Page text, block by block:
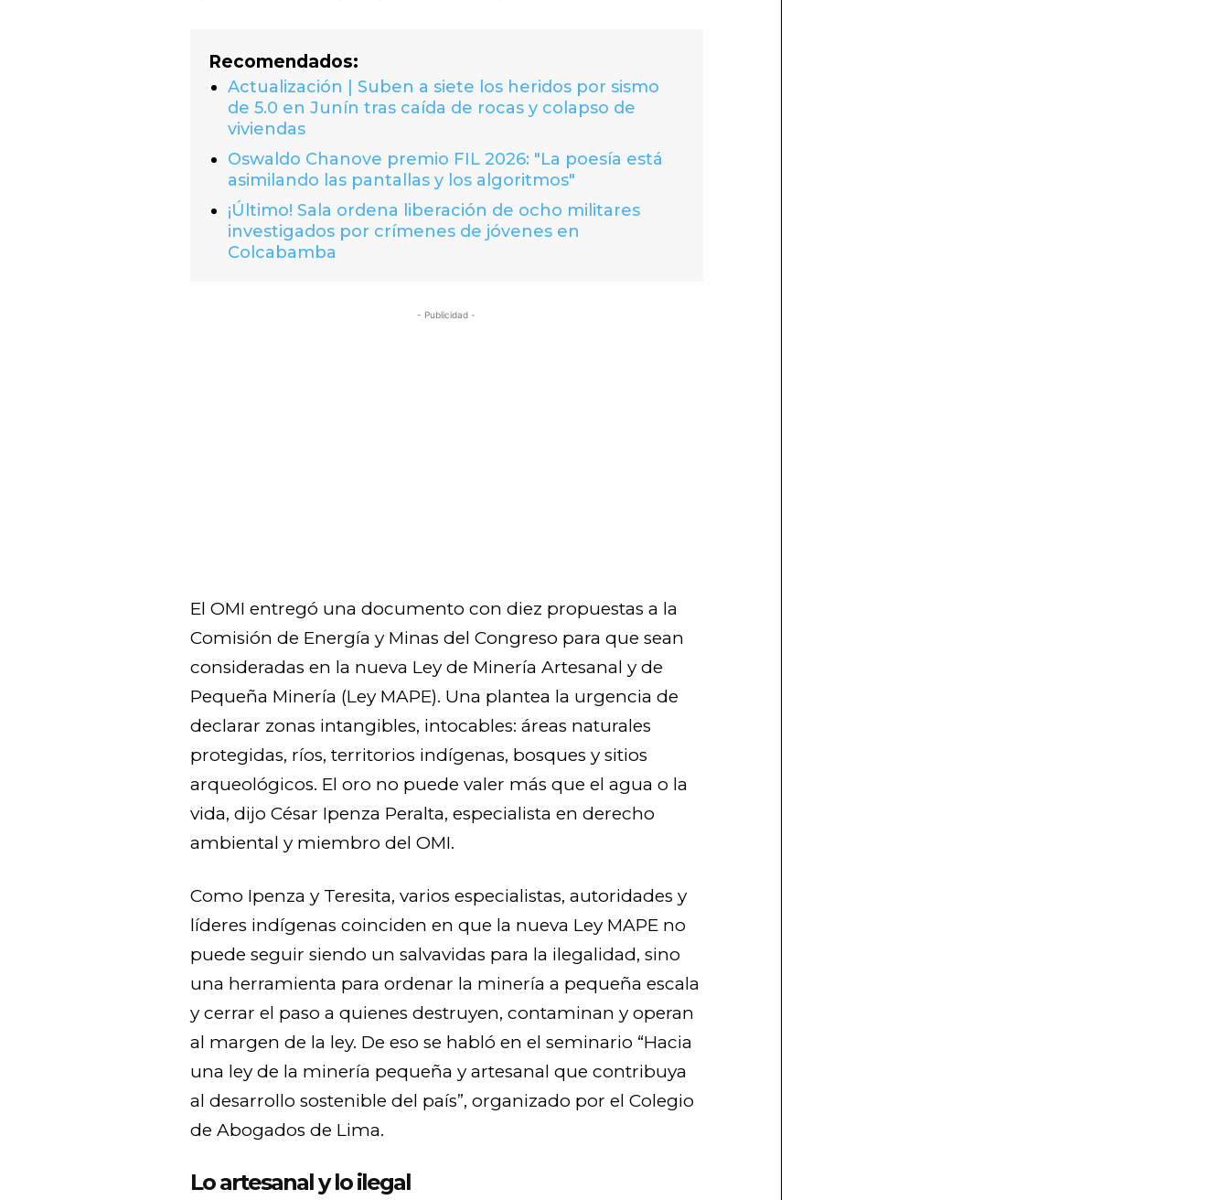
Recomendados:
Actualización | Suben a siete los heridos por sismo
de 5.0 en Junín tras caída de rocas y colapso de
viviendas
Oswaldo Chanove premio FIL 2026: "La poesía está
asimilando las pantallas y los algoritmos"
¡Último! Sala ordena liberación de ocho militares
investigados por crímenes de jóvenes en
Colcabamba
- Publicidad -
El OMI entregó una documento con diez propuestas a la
Comisión de Energía y Minas del Congreso para que sean
consideradas en la nueva Ley de Minería Artesanal y de
Pequeña Minería (Ley MAPE). Una plantea la urgencia de
declarar zonas intangibles, intocables: áreas naturales
protegidas, ríos, territorios indígenas, bosques y sitios
arqueológicos. El oro no puede valer más que el agua o la
vida, dijo César Ipenza Peralta, especialista en derecho
ambiental y miembro del OMI.
Como Ipenza y Teresita, varios especialistas, autoridades y
líderes indígenas coinciden en que la nueva Ley MAPE no
puede seguir siendo un salvavidas para la ilegalidad, sino
una herramienta para ordenar la minería a pequeña escala
y cerrar el paso a quienes destruyen, contaminan y operan
al margen de la ley. De eso se habló en el seminario “Hacia
una ley de la minería pequeña y artesanal que contribuya
al desarrollo sostenible del país”, organizado por el Colegio
de Abogados de Lima.
Lo artesanal y lo ilegal